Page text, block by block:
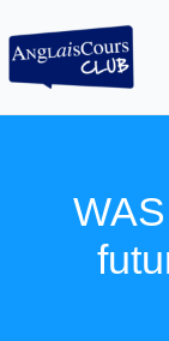
au
contenu